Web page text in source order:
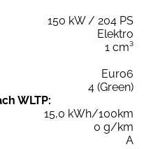
150 kW / 204 PS
Elektro
1 cm³
Euro6
4 (Green)
WLTP:
15,0 kWh/100km
0 g/km
A